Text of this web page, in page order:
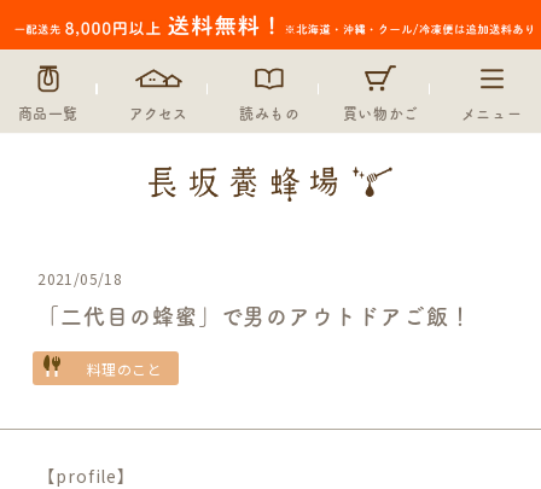
商品一覧 アクセス 読みもの 買い物かご メニュー
2021/05/18
「二代目の蜂蜜」で男のアウトドアご飯！
料理のこと
【profile】